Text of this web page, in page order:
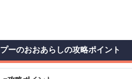
プーのおおあらしの攻略ポイント